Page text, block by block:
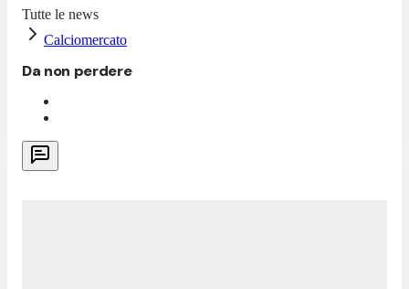
Tutte le news
Calciomercato
Da non perdere